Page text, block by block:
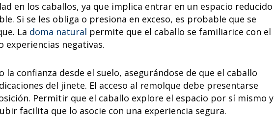
en los caballos, ya que implica entrar en un espacio reducido
Si se les obliga o presiona en exceso, es probable que se
La doma natural permite que el caballo se familiarice con el
experiencias negativas.
confianza desde el suelo, asegurándose de que el caballo
del jinete. El acceso al remolque debe presentarse
Permitir que el caballo explore el espacio por sí mismo y
facilita que lo asocie con una experiencia segura.